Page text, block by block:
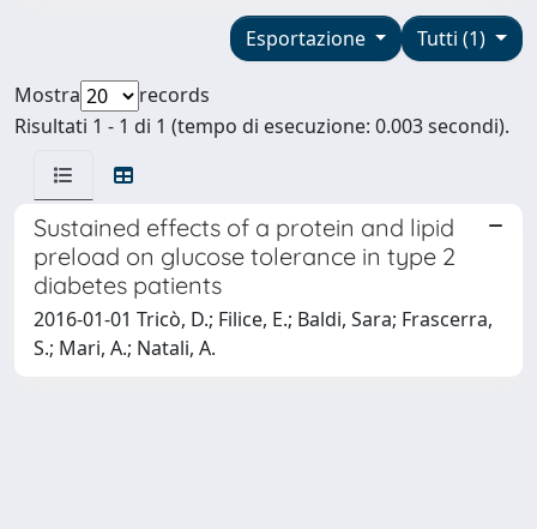
Tutti (1)
Esportazione
Mostra
records
Risultati 1 - 1 di 1 (tempo di esecuzione: 0.003 secondi).
Sustained effects of a protein and lipid
preload on glucose tolerance in type 2
diabetes patients
2016-01-01 Tricò, D.; Filice, E.; Baldi, Sara; Frascerra,
S.; Mari, A.; Natali, A.